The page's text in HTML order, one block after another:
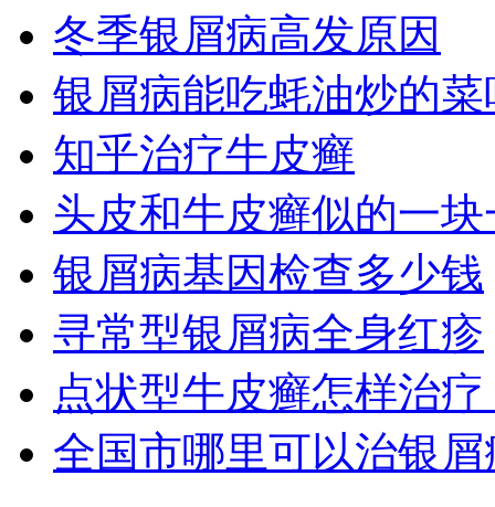
冬季银屑病高发原因
银屑病能吃蚝油炒的菜
知乎治疗牛皮癣
头皮和牛皮癣似的一
银屑病基因检查多少钱
寻常型银屑病全身红疹
点状型牛皮癣怎样治
全国市哪里可以治银